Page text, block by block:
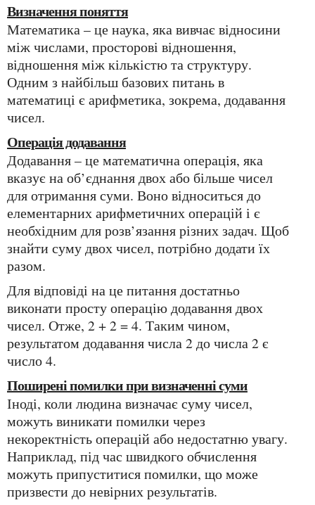
Визначення поняття
Математика – це наука, яка вивчає відносини
між числами, просторові відношення,
відношення між кількістю та структуру.
Одним з найбільш базових питань в
математиці є арифметика, зокрема, додавання
чисел.
Операція додавання
Додавання – це математична операція, яка
вказує на об’єднання двох або більше чисел
для отримання суми. Воно відноситься до
елементарних арифметичних операцій і є
необхідним для розв’язання різних задач. Щоб
знайти суму двох чисел, потрібно додати їх
разом.
Для відповіді на це питання достатньо
виконати просту операцію додавання двох
чисел. Отже, 2 + 2 = 4. Таким чином,
результатом додавання числа 2 до числа 2 є
число 4.
Поширені помилки при визначенні суми
Іноді, коли людина визначає суму чисел,
можуть виникати помилки через
некоректність операцій або недостатню увагу.
Наприклад, під час швидкого обчислення
можуть припуститися помилки, що може
призвести до невірних результатів.